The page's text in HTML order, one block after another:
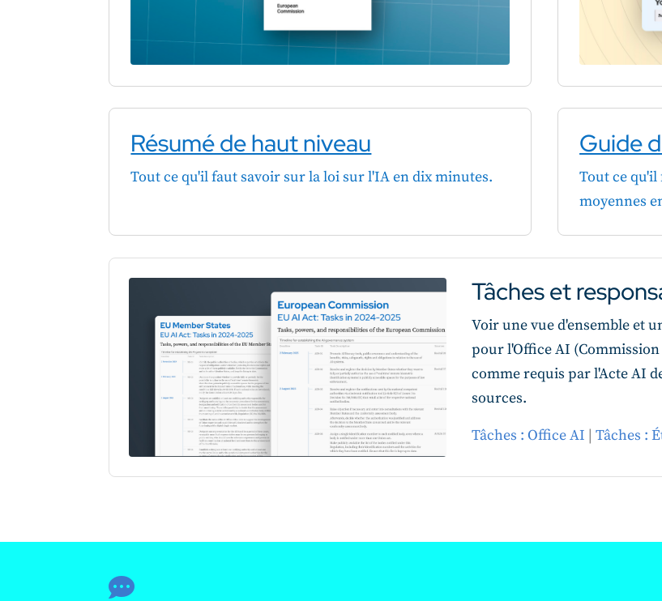
Résumé de haut niveau
Tout ce qu'il faut savoir sur la loi sur l'IA en dix minutes.
Guide
Tout ce
moyennes
Tâches et
Voir une vue d'ensemble et
pour l'Office AI
comme requis par l'Acte AI
sources.
Tâches : Office AI | Tâches :
